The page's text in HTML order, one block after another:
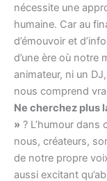
nécessite une
humaine. Car au
d’émouvoir et
d’une ère où notre
animateur, ni un
nous comprend
Ne cherchez plus
» ? L’humour
nous, créateurs,
de notre propre
aussi excitant